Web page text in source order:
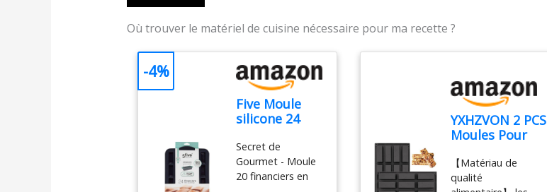
Où trouver le matériel de cuisine nécessaire pour ma recette ?
Five Moule
silicone 24
Secret de
Gourmet - Moule
20 financiers en
-4%
YXHZVON 2 PCS
Moules Pour
Céréales, 12
Cavités Moule
【Matériau de
qualité